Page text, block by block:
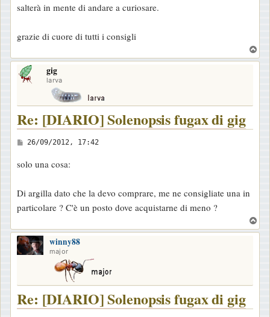
salterà in mente di andare a curiosare.
grazie di cuore di tutti i consigli
o
gig
larva
Re: [DIARIO] Solenopsis fugax di gig
M
s
a
g
g
i
o
26/09/2012, 17:42
solo una cosa:
Di argilla dato che la devo comprare, me ne consigliate una in
particolare ? C'è un posto dove acquistarne di meno ?
o
winny88
major
Re: [DIARIO] Solenopsis fugax di gig